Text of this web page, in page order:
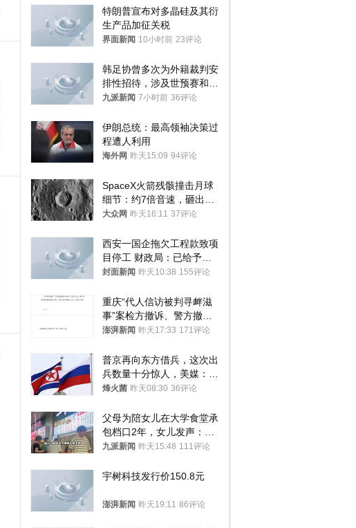
特朗普宣布对多晶硅及其衍
生产品加征关税
界面新闻 10小时前 23评论
韩足协曾多次为外籍裁判安
排性招待，涉及世预赛和奥
预赛，韩足协回应
九派新闻 7小时前 36评论
伊朗总统：最高领袖决策过
程遭人利用
海外网 昨天15:09 94评论
SpaceX火箭残骸撞击月球
细节：约7倍音速，砸出直
径约30米撞击坑
大众网 昨天16:11 37评论
西安一国企拖欠工程款致项
目停工 财政局：已给予处
分，正督促整改
封面新闻 昨天10:38 155评论
重庆“代人信访被判寻衅滋
事”案检方撤诉、警方撤
案，两被告人获国赔
澎湃新闻 昨天17:33 171评论
普京再向东方借兵，这次出
兵数量十分惊人，美媒：俄
朝要动真格？
烽火菌 昨天08:30 36评论
父母为陪女儿在大学食堂承
包档口2年，女儿发声：初
衷是为了陪伴，毕业后将不
九派新闻 昨天15:48 111评论
宇树科技发行价150.8元
澎湃新闻 昨天19:11 86评论